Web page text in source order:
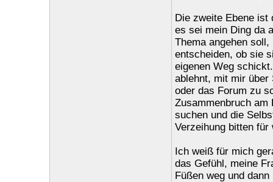
Die zweite Ebene ist
es sei mein Ding da
Thema angehen
entscheiden, ob sie
eigenen Weg
ablehnt, mit mir über
oder das Forum zu
Zusammenbruch
suchen und die
Verzeihung bitten
Ich weiß für mich
das Gefühl, meine
Füßen weg und